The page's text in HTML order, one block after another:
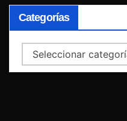
Categorías
Categorías